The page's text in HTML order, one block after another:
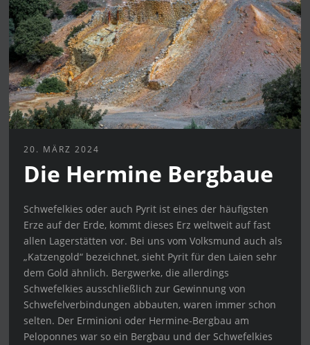
20. MÄRZ 2024
Die Hermine Bergbaue
Schwefelkies oder auch Pyrit ist eines der häufigsten
Erze auf der Erde, kommt dieses Erz weltweit auf fast
allen Lagerstätten vor. Bei uns vom Volksmund auch als
„Katzengold“ bezeichnet, sieht Pyrit für den Laien sehr
dem Gold ähnlich. Bergwerke, die allerdings
Schwefelkies ausschließlich zur Gewinnung von
Schwefelverbindungen abbauten, waren immer schon
selten. Der Erminioni oder Hermine-Bergbau am
Peloponnes war so ein Bergbau und der Schwefelkies